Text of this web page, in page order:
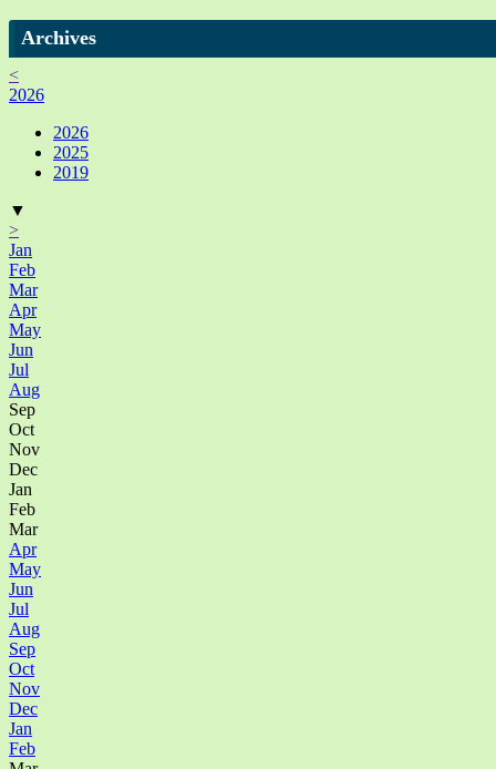
Archives
<
2026
2026
2025
2019
▼
>
Jan
Feb
Mar
Apr
May
Jun
Jul
Aug
Sep
Oct
Nov
Dec
Jan
Feb
Mar
Apr
May
Jun
Jul
Aug
Sep
Oct
Nov
Dec
Jan
Feb